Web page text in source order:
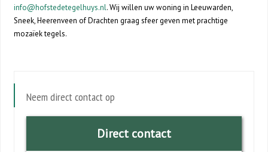
info@hofstedetegelhuys.nl. Wij willen uw woning in Leeuwarden,
Sneek, Heerenveen of Drachten graag sfeer geven met prachtige
mozaïek tegels.
Neem direct contact op
Direct contact